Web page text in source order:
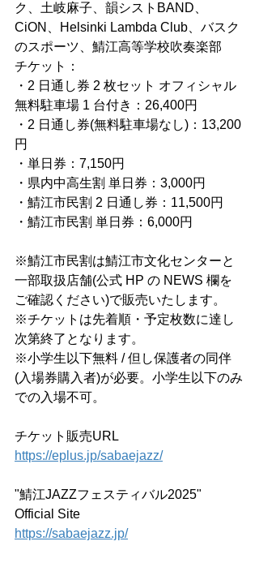
ク、土岐麻子、韻シストBAND、
CiON、Helsinki Lambda Club、バスク
のスポーツ、鯖江高等学校吹奏楽部
チケット：
・2 日通し券 2 枚セット オフィシャル
無料駐車場 1 台付き：26,400円
・2 日通し券(無料駐車場なし)：13,200
円
・単日券：7,150円
・県内中高生割 単日券：3,000円
・鯖江市民割 2 日通し券：11,500円
・鯖江市民割 単日券：6,000円
※鯖江市民割は鯖江市文化センターと
一部取扱店舗(公式 HP の NEWS 欄を
ご確認ください)で販売いたします。
※チケットは先着順・予定枚数に達し
次第終了となります。
※小学生以下無料 / 但し保護者の同伴
(入場券購入者)が必要。小学生以下のみ
での入場不可。
チケット販売URL
https://eplus.jp/sabaejazz/
"鯖江JAZZフェスティバル2025"
Official Site
https://sabaejazz.jp/